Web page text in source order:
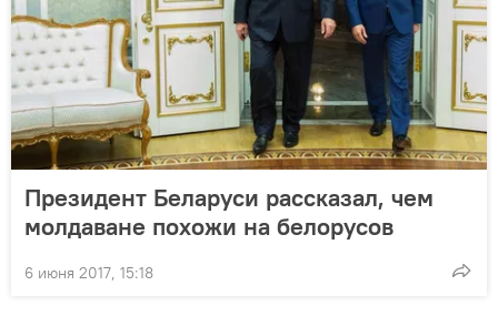
Президент Беларуси рассказал, чем
молдаване похожи на белорусов
6 июня 2017, 15:18